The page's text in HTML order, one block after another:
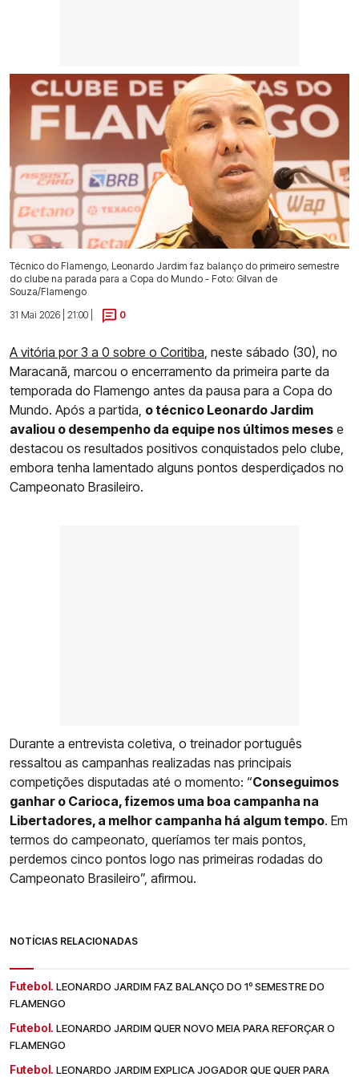
Técnico do Flamengo, Leonardo Jardim faz balanço do primeiro semestre
do clube na parada para a Copa do Mundo - Foto: Gilvan de
Souza/Flamengo
31 Mai 2026 | 21:00 |
0
A vitória por 3 a 0 sobre o Coritiba , neste sábado (30), no
Maracanã, marcou o encerramento da primeira parte da
temporada do Flamengo antes da pausa para a Copa do
Mundo. Após a partida, o técnico Leonardo Jardim
avaliou o desempenho da equipe nos últimos meses e
destacou os resultados positivos conquistados pelo clube,
embora tenha lamentado alguns pontos desperdiçados no
Campeonato Brasileiro.
Durante a entrevista coletiva, o treinador português
ressaltou as campanhas realizadas nas principais
competições disputadas até o momento: “Conseguimos
ganhar o Carioca, fizemos uma boa campanha na
Libertadores, a melhor campanha há algum tempo. Em
termos do campeonato, queríamos ter mais pontos,
perdemos cinco pontos logo nas primeiras rodadas do
Campeonato Brasileiro”, afirmou.
NOTÍCIAS RELACIONADAS
Futebol. LEONARDO JARDIM FAZ BALANÇO DO 1º SEMESTRE DO
FLAMENGO
Futebol. LEONARDO JARDIM QUER NOVO MEIA PARA REFORÇAR O
FLAMENGO
Futebol. LEONARDO JARDIM EXPLICA JOGADOR QUE QUER PARA